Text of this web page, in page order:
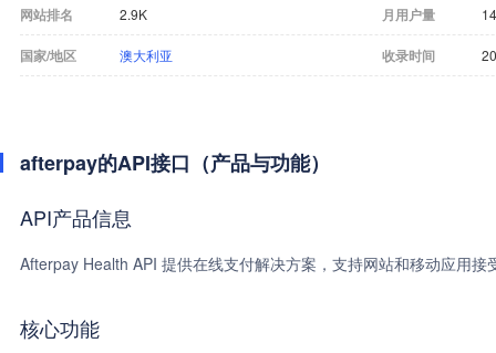
网站排名 2.9K 月用户量
国家/地区 澳大利亚 收录时间
afterpay的API接口（产品与功能）
API产品信息
Afterpay Health API 提供在线支付解决方案，支持网站和移动应用
核心功能